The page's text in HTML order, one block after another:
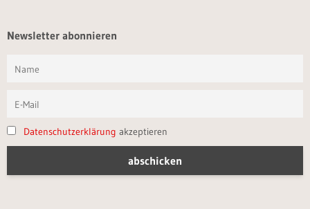
Newsletter abonnieren
Datenschutzerklärung akzeptieren